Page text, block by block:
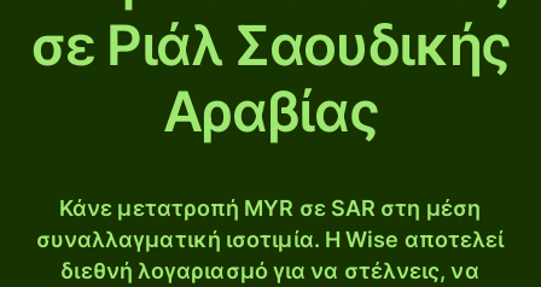
σε Ριάλ Σαουδικής
Αραβίας
Κάνε μετατροπή MYR σε SAR στη μέση
συναλλαγματική ισοτιμία. Η Wise αποτελεί
διεθνή λογαριασμό για να στέλνεις, να